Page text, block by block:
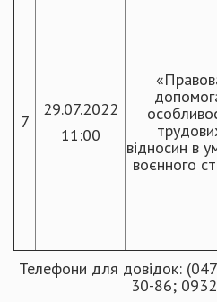
7
29.07.2022
11:00
відносин в
воєнного
Телефони для довідок:
30-86;